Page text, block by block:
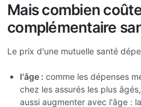
Mais combien
complémentaire
Le prix d'une mutuelle santé
l'âge : comme les dépenses
chez les assurés les plus
aussi augmenter avec l'âge :